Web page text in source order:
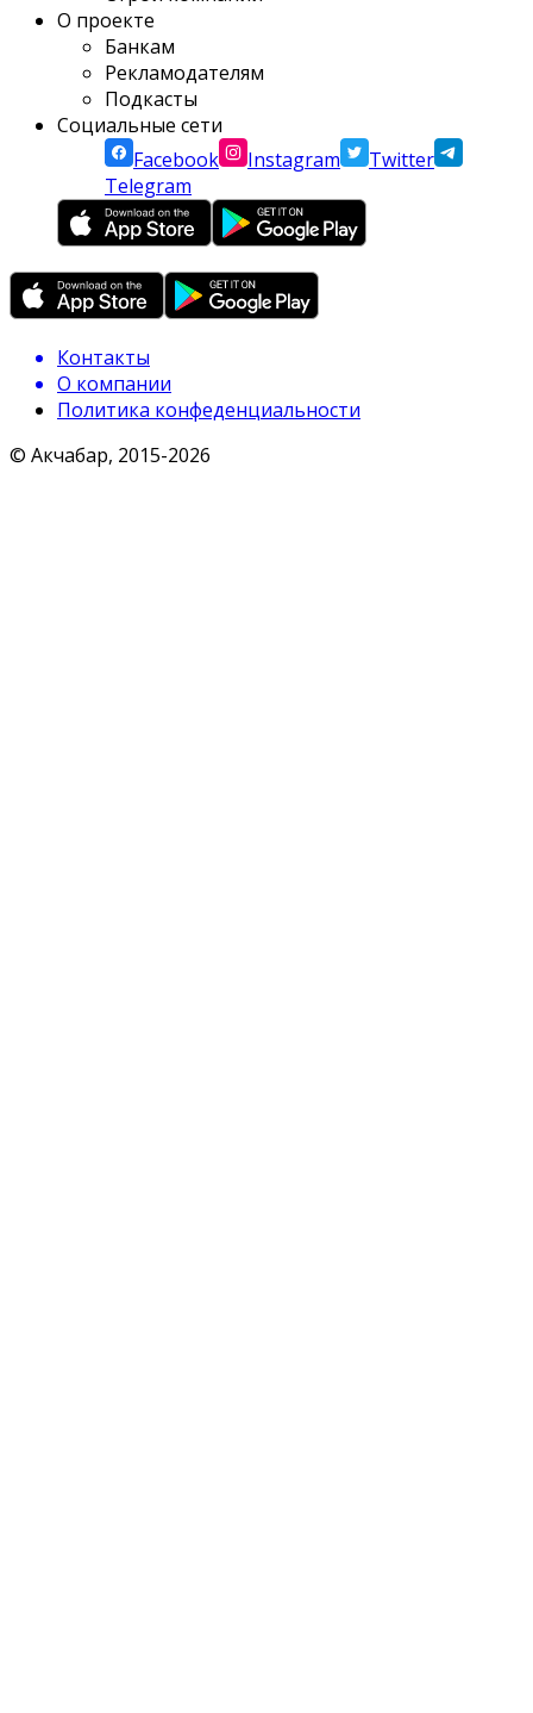
О проекте
Банкам
Рекламодателям
Подкасты
Социальные сети
Facebook
Instagram
Twitter
Telegram
Контакты
О компании
Политика конфеденциальности
© Акчабар, 2015-2026